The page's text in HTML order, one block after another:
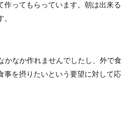
ってもらっています。朝は出来る
かなか作れませんでしたし、外で食
事を摂りたいという要望に対して応